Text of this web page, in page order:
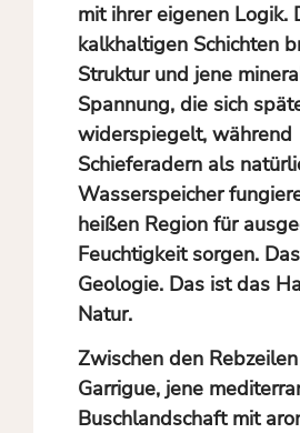
mit ihrer eigenen Logik.
kalkhaltigen Schichten
Struktur und jene
Spannung, die sich
widerspiegelt, während
Schieferadern als
Wasserspeicher
heißen Region für
Feuchtigkeit sorgen.
Geologie. Das ist das
Natur.
Zwischen den
Garrigue, jene
Buschlandschaft mit